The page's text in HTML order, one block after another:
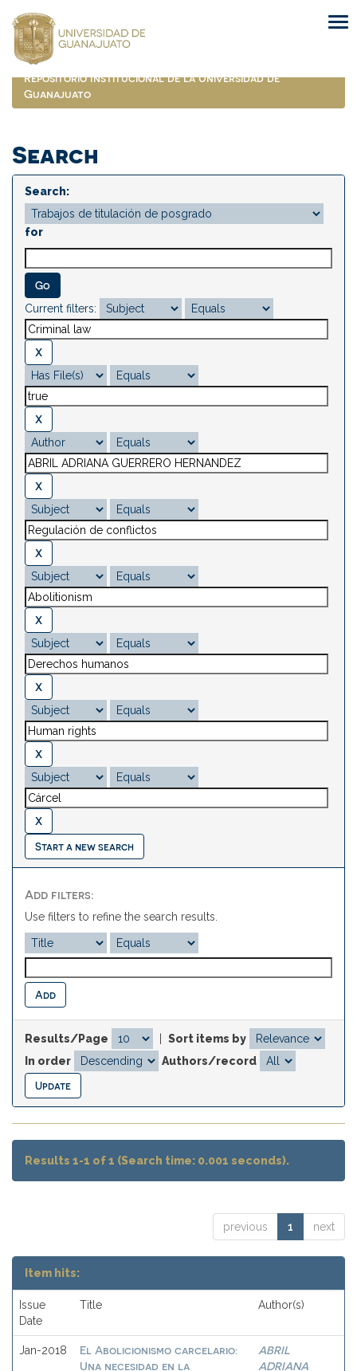
navigation
Repositorio Institucional de la Universidad de
Guanajuato
Search
Search:
for
Current filters:
Start a new search
Add filters:
Use filters to refine the search results.
Results/Page
Sort items by
In order
Authors/record
Results 1-1 of 1 (Search time: 0.001 seconds).
previous 1 next
Item hits:
Issue
Date
Title Author(s)
Jan-2018
El Abolicionismo carcelario:
Una necesidad en la
ABRIL
ADRIANA